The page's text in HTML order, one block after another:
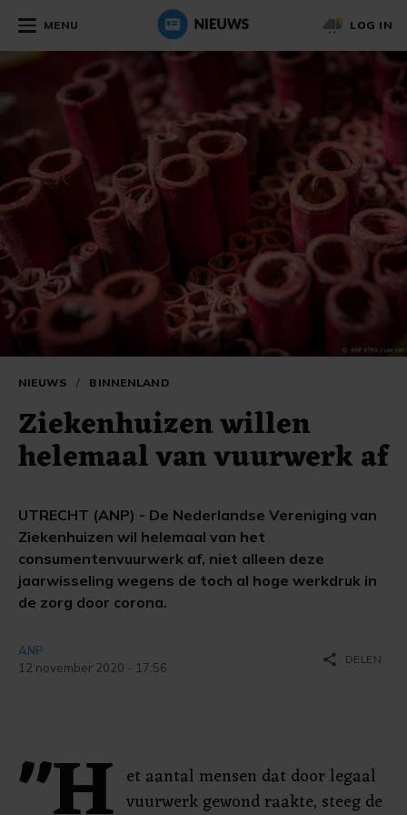
MENU LOG IN
NIEUWS / BINNENLAND
Ziekenhuizen willen
helemaal van vuurwerk af
UTRECHT (ANP) - De Nederlandse Vereniging van
Ziekenhuizen wil helemaal van het
consumentenvuurwerk af, niet alleen deze
jaarwisseling wegens de toch al hoge werkdruk in
de zorg door corona.
ANP
12 november 2020 - 17:56
share DELEN
et aantal mensen dat door legaal
vuurwerk gewond raakte, steeg de